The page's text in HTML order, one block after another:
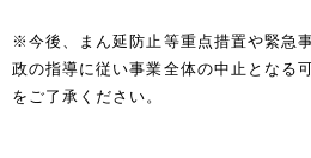
※今後、まん延防止等重点措置や緊急
政の指導に従い事業全体の中止となる
をご了承ください。